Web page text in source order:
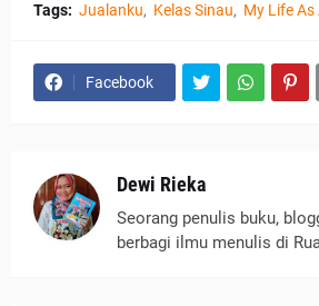
Tags: Jualanku Kelas Sinau My Life As
Facebook
Dewi Rieka
Seorang penulis buku,
berbagi ilmu menulis di